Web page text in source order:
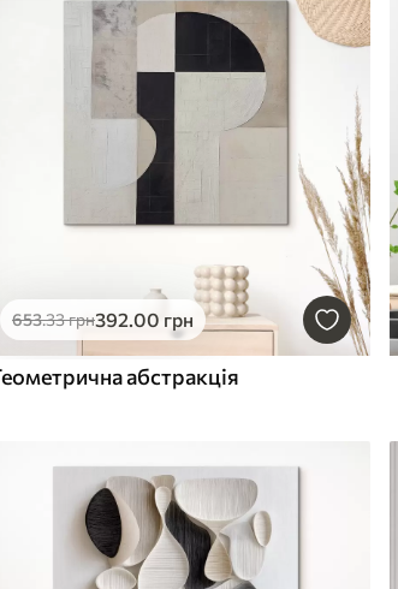
653.33грн392.00 грн
абстракція